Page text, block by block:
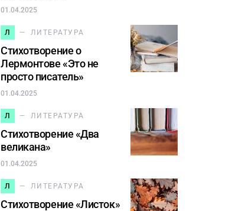
01.04.2025
Л ЛИТЕРАТУРА
Стихотворение о
Лермонтове «Это не
просто писатель»
01.04.2025
Л ЛИТЕРАТУРА
Стихотворение «Два
великана»
01.04.2025
Л ЛИТЕРАТУРА
Стихотворение «Листок»